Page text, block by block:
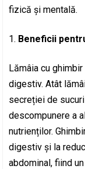
fizică și mentală.
Beneficii
Lămâia cu
digestiv. Atât
secreției de
descompunere a
nutrienților.
digestiv și la
abdominal, fiind